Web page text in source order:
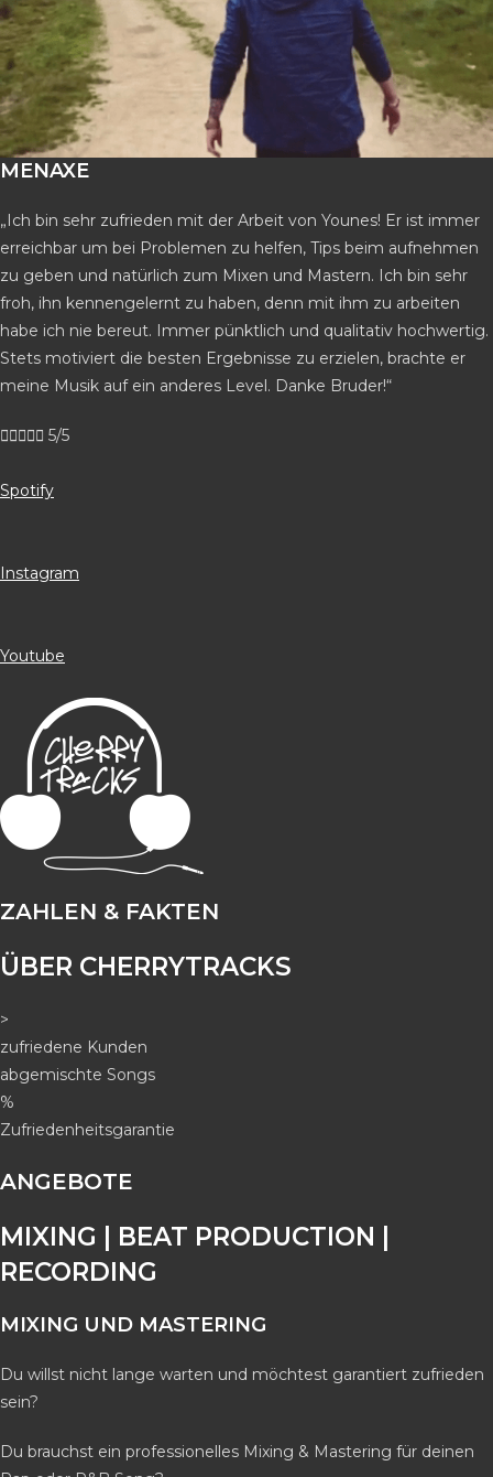
MENAXE
„Ich bin sehr zufrieden mit der Arbeit von Younes! Er ist immer
erreichbar um bei Problemen zu helfen, Tips beim aufnehmen
zu geben und natürlich zum Mixen und Mastern. Ich bin sehr
froh, ihn kennengelernt zu haben, denn mit ihm zu arbeiten
habe ich nie bereut. Immer pünktlich und qualitativ hochwertig.
Stets motiviert die besten Ergebnisse zu erzielen, brachte er
meine Musik auf ein anderes Level. Danke Bruder!“
 5/5
Spotify
Instagram
Youtube
ZAHLEN & FAKTEN
ÜBER CHERRYTRACKS
>
zufriedene Kunden
abgemischte Songs
%
Zufriedenheitsgarantie
ANGEBOTE
MIXING | BEAT PRODUCTION |
RECORDING
MIXING UND MASTERING
Du willst nicht lange warten und möchtest garantiert zufrieden
sein?
Du brauchst ein professionelles Mixing & Mastering für deinen